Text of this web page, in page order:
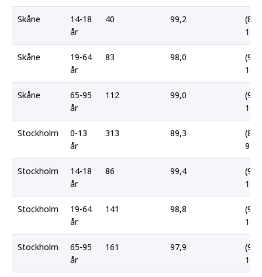
Skåne
14-18
år
40 99,2
Skåne
19-64
år
83 98,0
Skåne
65-95
år
112 99,0
Stockholm
0-13
år
313 89,3
Stockholm
14-18
år
86 99,4
Stockholm
19-64
år
141 98,8
Stockholm
65-95
år
161 97,9